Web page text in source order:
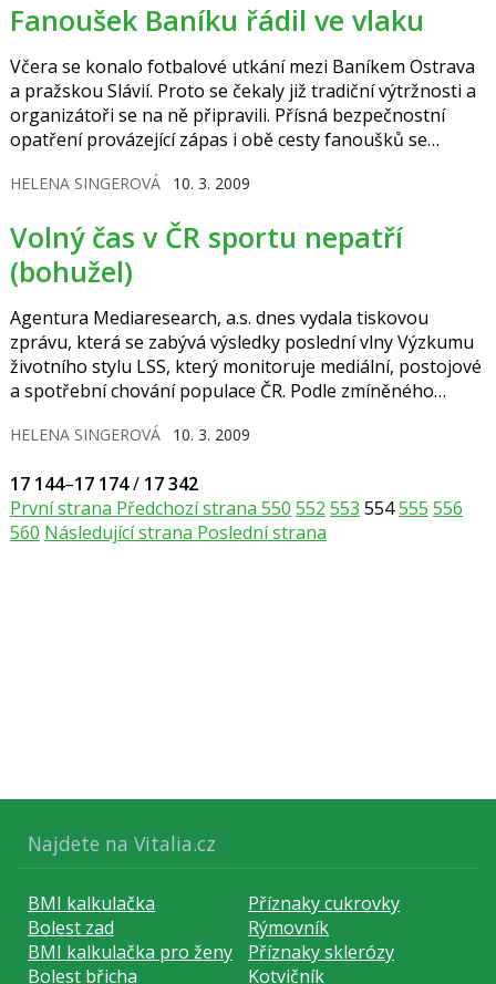
sály řadí mezi deset nejlepších pracovišť v Evropě.
Fanoušek Baníku řádil ve vlaku
Včera se konalo fotbalové utkání mezi Baníkem Ostrava
a pražskou Slávií. Proto se čekaly již tradiční výtržnosti a
organizátoři se na ně připravili. Přísná bezpečnostní
opatření provázející zápas i obě cesty fanoušků se
krátce po desáté hodině a na přibližně 400 fanoušků
lokomotivou, dohlíželo čtyřicet policistů. Cestou do Prahy
i zpět byli baníkovští hooligans agresivní, napadli a…
HELENA SINGEROVÁ 10. 3. 2009
Volný čas v ČR sportu nepatří
(bohužel)
Agentura Mediaresearch, a.s. dnes vydala tiskovou
zprávu, která se zabývá výsledky poslední vlny Výzkumu
životního stylu LSS, který monitoruje mediální, postojové
a spotřební chování populace ČR. Podle zmíněného
časopisů a poslechem hudby. Sledování televizních
Poměrně vysoko se umístil i internet a počítačová
zábava. Naopak poměrně vysoká část populace se vůbec
nevěnuje aktivnímu…
HELENA SINGEROVÁ 10. 3. 2009
17 144–17 174/ 17 342
První strana Předchozí strana 550 552 553 554555 556
560 Následující strana Poslední strana
Najdete na Vitalia.cz
BMI kalkulačka
Příznaky cukrovky
Bolest zad
Rýmovník
BMI kalkulačka pro ženy
Příznaky sklerózy
Bolest břicha
Kotvičník